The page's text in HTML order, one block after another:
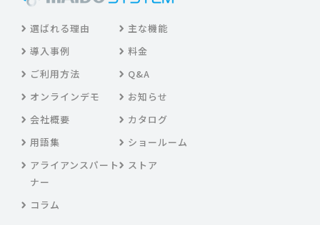
選ばれる理由
主な機能
導入事例
料金
ご利用方法
Q&A
オンラインデモ
お知らせ
会社概要
カタログ
用語集
ショールーム
アライアンスパート
ナー
ストア
コラム